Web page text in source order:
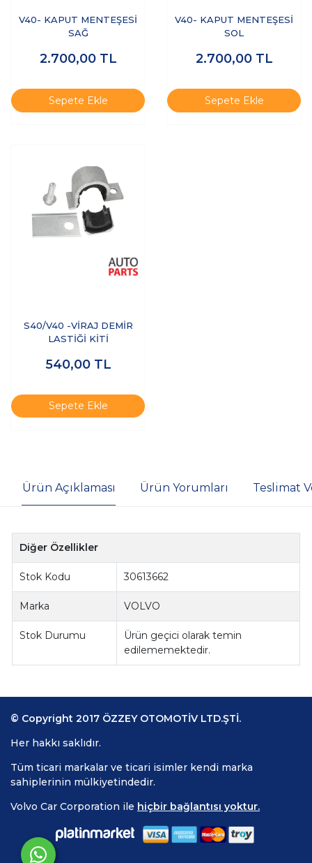
V40- KAPUT MENTEŞESİ
SAĞ
2.700,00 TL
Sepete Ekle
V40- KAPUT MENTEŞESİ
SOL
2.700,00 TL
Sepete Ekle
S40/V40 -VİRAJ DEMİR
LASTİĞİ KİTİ
540,00 TL
Sepete Ekle
Ürün Açıklaması Ürün Yorumları Teslimat
Diğer Özellikler
Stok Kodu 30613662
Marka VOLVO
Stok Durumu
Ürün geçici olarak temin
edilememektedir.
© Copyright 2017 ÖZZEY OTOMOTİV LTD.ŞTİ.
Her hakkı saklıdır.
Tüm ticari markalar ve ticari isimler kendi marka
sahiplerinin mülkiyetindedir.
Volvo Car Corporation ile hiçbir bağlantısı yoktur.